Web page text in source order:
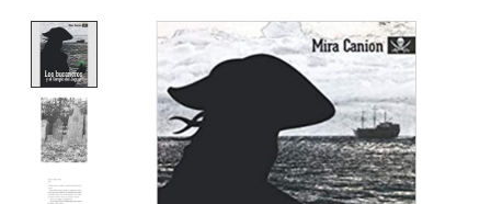
Product image slideshow Items